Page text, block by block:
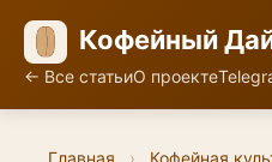
Кофейный
← Все статьиО проекте
Главная › Кофейная